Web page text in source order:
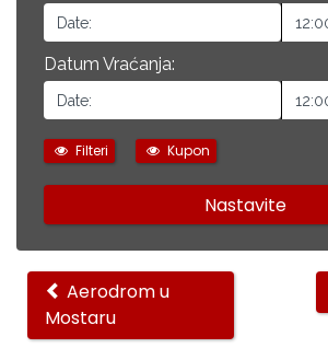
Datum Vraćanja:
Filteri Kupon
Other
locations
Aerodrom u
Mostaru